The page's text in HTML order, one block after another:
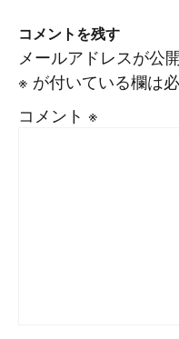
コメントを残す
メールアドレスが公
※ が付いている欄は
コメント ※